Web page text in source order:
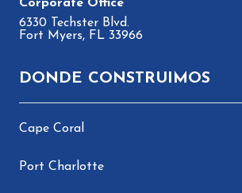
6330 Techster Blvd.
Fort Myers, FL 33966
DONDE CONSTRUIMOS
Cape Coral
Port Charlotte